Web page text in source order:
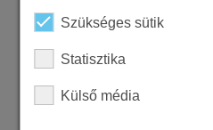
Szükséges sütik
Statisztika
Külső média